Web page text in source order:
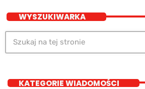
WYSZUKIWARKA
KATEGORIE WIADOMOŚCI